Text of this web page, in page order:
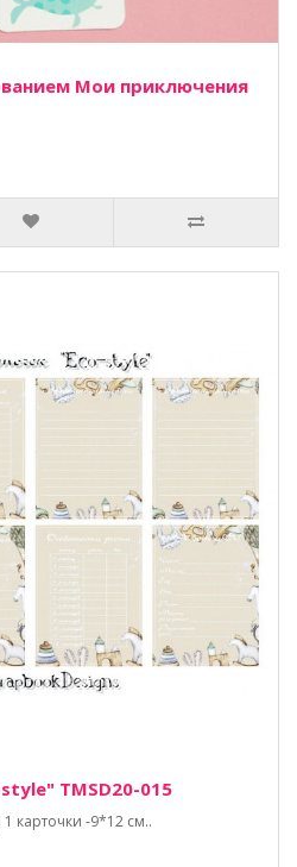
Мои приключения
TMSD20-015
карточки -9*12 см..